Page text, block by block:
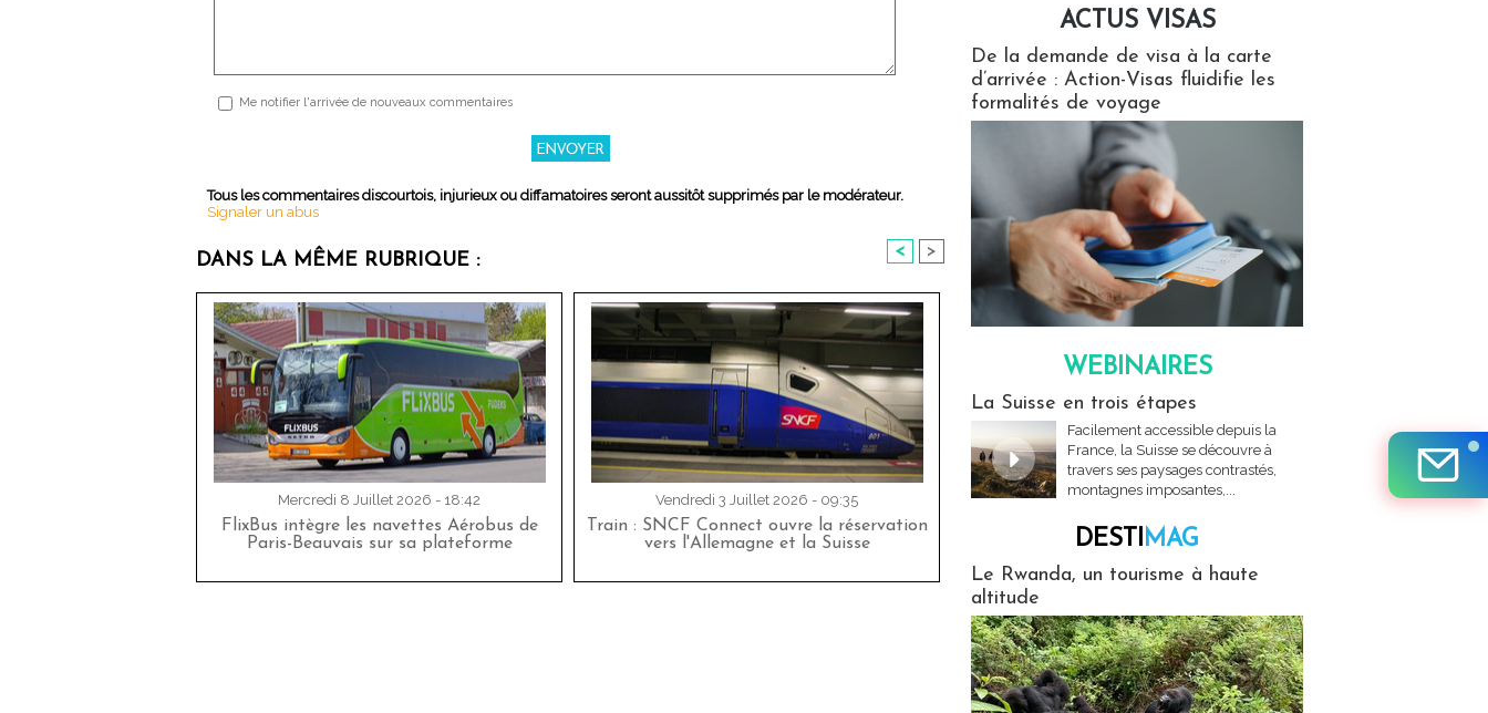
Me notifier l'arrivée de nouveaux commentaires
Tous les commentaires discourtois, injurieux ou diffamatoires seront aussitôt supprimés par le modérateur.
Signaler un abus
DANS LA MÊME RUBRIQUE : < >
Mercredi 8 Juillet 2026 - 18:42
FlixBus intègre les navettes Aérobus de
Paris-Beauvais sur sa plateforme
Vendredi 3 Juillet 2026 - 09:35
Train : SNCF Connect ouvre la réservation
vers l'Allemagne et la Suisse
ACTUS VISAS
De la demande de visa à la carte
d’arrivée : Action-Visas fluidifie les
formalités de voyage
WEBINAIRES
La Suisse en trois étapes
Facilement accessible depuis la
France, la Suisse se découvre à
travers ses paysages contrastés,
montagnes imposantes,...
DESTIMAG
Le Rwanda, un tourisme à haute
altitude